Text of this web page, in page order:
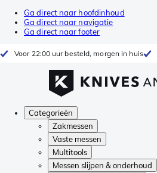
Ga direct naar hoofdinhoud
Ga direct naar navigatie
Ga direct naar footer
Voor 22:00 uur besteld, morgen in huis
Categorieën
Zakmessen
Vaste messen
Multitools
Messen slijpen & onderhoud